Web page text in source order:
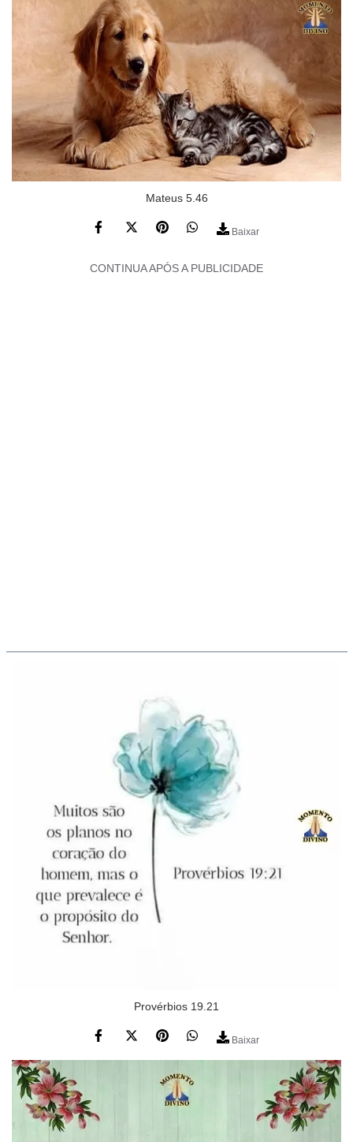
Mateus 5.46
Baixar
CONTINUA APÓS A PUBLICIDADE
Provérbios 19.21
Baixar